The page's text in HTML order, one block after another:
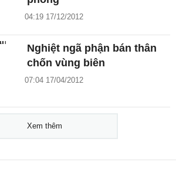
04:19 17/12/2012
Nghiệt ngã phận bán thân
chốn vùng biên
07:04 17/04/2012
Xem thêm